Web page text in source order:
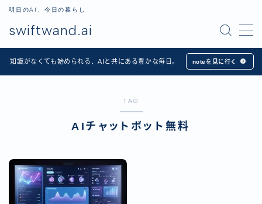
swiftwand.ai
明日のAI、今日の暮らし
ホーム
プロフィール
知識がなくても始められる、AIと共にある豊かな毎日。 noteを見に行く
TAG
AIチャットボット無料